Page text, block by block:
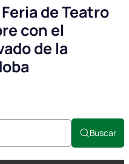
de Teatro
con el
de la
Buscar